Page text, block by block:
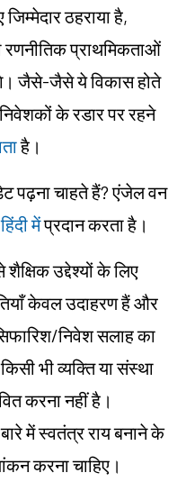
ठहराया है,
प्राथमिकताओं
जैसे-जैसे ये विकास होते
के रडार पर रहने
है।
पढ़ना चाहते हैं? एंजेल वन
मेंप्रदान करता है।
उद्देश्यों के लिए
केवल उदाहरण हैं और
निवेश सलाह का
भी व्यक्ति या संस्था
करना नहीं है।
में स्वतंत्र राय बनाने के
करना चाहिए।